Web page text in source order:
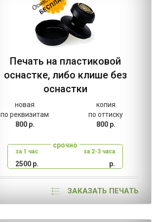
Печать на пластиковой
оснастке, либо клише без
оснастки
новая
по реквизитам
800 р.
копия
по оттиску
800 р.
срочно
за 1 час
2500 р.
за 2-3 часа
р.
ЗАКАЗАТЬ ПЕЧАТЬ